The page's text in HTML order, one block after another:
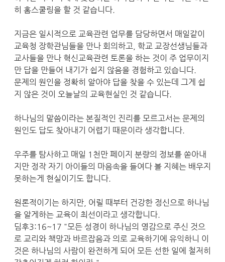
히 홈스쿨링을 할 것 같습니다.
지금은 일시적으로 교육관련 업무를 담당하면서 매일같이
교육청 장학관님들을 만나 회의하고, 학교 교장선생님들과
교사들을 만나 혁신교육관련 토론을 하는 것이 주 업무이지
만 답을 만들어 내기가 쉽지 않음을 경험하고 있습니다.
문제의 원인을 정확히 알아야 답을 찾을 수 있는데 그게 쉽
지 않은 것이 오늘날의 교육현실인 것 같습니다.
하나님의 말씀이라는 본질적인 진리를 모르고서는 문제의
원인도 답도 찾아내기 어렵기 때문이라 생각합니다.
우주를 탐사하고 매일 1천만 페이지 분량의 정보를 쏟아내
지만 정작 자기 아이들의 마음속을 들여다 볼 지혜는 배우지
못하는게 현실이기도 합니다.
원론적이기는 하지만, 어릴 때부터 건강한 정신으로 하나님
을 알게하는 교육이 최선이라고 생각합니다.
딤후3:16~17 "모든 성경이 하나님의 영감으로 주신 것으
로 교리와 책망과 바르잡음과 의로 교육하기에 유익하니 이
것은 하나님의 사람이 완전하게 되어 모든 선한 일에 철저히